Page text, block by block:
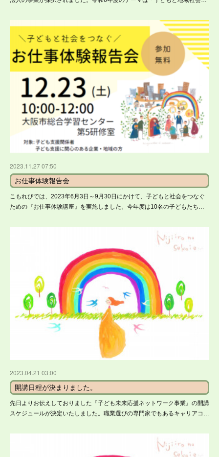
2023.11.27 07:50
お仕事体験報告会
こもれびでは、2023年6月3日～9月30日にかけて、子どもと社会をつなぐ
ための『お仕事体験講座』を実施しました。今年度は10名の子どもたち…
2023.04.21 03:00
開講日程が決まりました。
先日よりお伝えしておりました『子ども未来応援ネットワーク事業』の開講
スケジュールが決定いたしました。職業選びの専門家でもあるキャリアコ…